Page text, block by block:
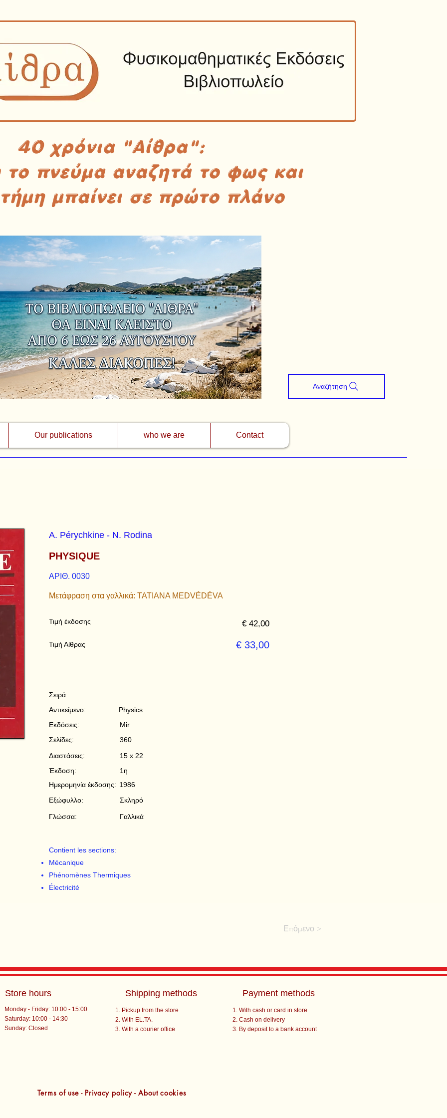
40 χρόνια "Αίθρα":
το πνεύμα αναζητά το φως και
μπαίνει σε πρώτο πλάνο
Our publications who we are Contact
Αναζήτηση
A. Pérychkine - N. Rodina
PHYSIQUE
ΑΡΙΘ. 0030
Μετάφραση στα γαλλικά: TATIANA MEDVÉDÉVA
Τιμή έκδοσης
Τιμή Αίθρας
€ 42,00
€ 33,00
Physics
Mir
360
15 x 22
1η
1986
Σκληρό
Γαλλικά
Σειρά:
Αντικείμενο:
Εκδόσεις:
Σελίδες:
Διαστάσεις:
Έκδοση:
Ημερομηνία έκδοσης:
Εξώφυλλο:
Γλώσσα:
Contient les sections:
Mécanique
Phénomènes Thermiques
Électricité
Επόμενο >
Store hours
Monday - Friday: 10:00 - 15:00
Saturday: 10:00 - 14:30
​Sunday: Closed
Shipping methods
Pickup from the store
With EL.TA.
With a courier office
Payment methods
With cash or card in store
Cash on delivery
By deposit to a bank account
Terms of use - Privacy policy - About cookies